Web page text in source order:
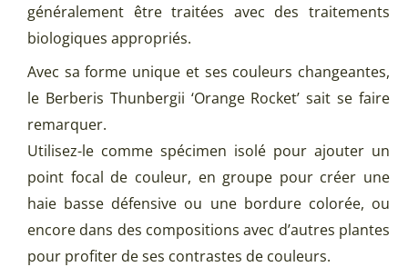
généralement être traitées avec des traitements
biologiques appropriés.
Avec sa forme unique et ses couleurs changeantes,
le Berberis Thunbergii ‘Orange Rocket’ sait se faire
remarquer.
Utilisez-le comme spécimen isolé pour ajouter un
point focal de couleur, en groupe pour créer une
haie basse défensive ou une bordure colorée, ou
encore dans des compositions avec d’autres plantes
pour profiter de ses contrastes de couleurs.